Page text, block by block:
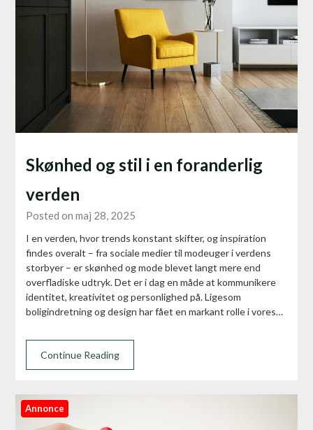
Skønhed og stil i en foranderlig
verden
Posted on maj 28, 2025
I en verden, hvor trends konstant skifter, og inspiration
findes overalt – fra sociale medier til modeuger i verdens
storbyer – er skønhed og mode blevet langt mere end
overfladiske udtryk. Det er i dag en måde at kommunikere
identitet, kreativitet og personlighed på. Ligesom
boligindretning og design har fået en markant rolle i vores…
Continue Reading
Annonce